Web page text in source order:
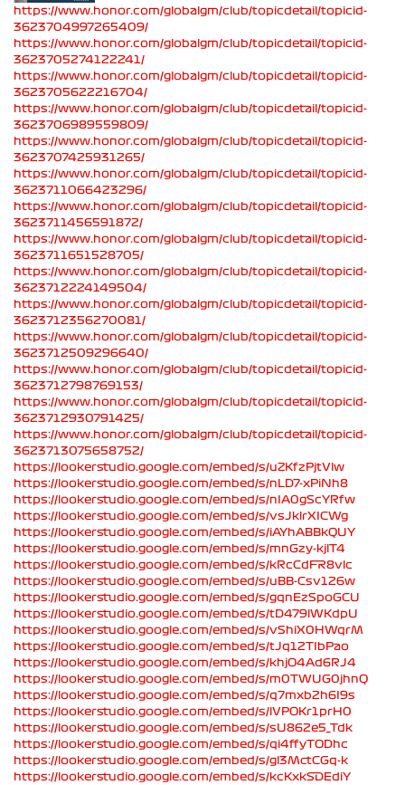
https://www.honor.com/globalgm/club/topicdetail/topicid-
3623704997265409/
https://www.honor.com/globalgm/club/topicdetail/topicid-
3623705274122241/
https://www.honor.com/globalgm/club/topicdetail/topicid-
3623705622216704/
https://www.honor.com/globalgm/club/topicdetail/topicid-
3623706989559809/
https://www.honor.com/globalgm/club/topicdetail/topicid-
3623707425931265/
https://www.honor.com/globalgm/club/topicdetail/topicid-
3623711066423296/
https://www.honor.com/globalgm/club/topicdetail/topicid-
3623711456591872/
https://www.honor.com/globalgm/club/topicdetail/topicid-
3623711651528705/
https://www.honor.com/globalgm/club/topicdetail/topicid-
3623712224149504/
https://www.honor.com/globalgm/club/topicdetail/topicid-
3623712356270081/
https://www.honor.com/globalgm/club/topicdetail/topicid-
3623712509296640/
https://www.honor.com/globalgm/club/topicdetail/topicid-
3623712798769153/
https://www.honor.com/globalgm/club/topicdetail/topicid-
3623712930791425/
https://www.honor.com/globalgm/club/topicdetail/topicid-
3623713075658752/
https://lookerstudio.google.com/embed/s/uZKfzPjtVlw
https://lookerstudio.google.com/embed/s/nLD7-xPiNh8
https://lookerstudio.google.com/embed/s/nIA0gScYRfw
https://lookerstudio.google.com/embed/s/vsJklrXICWg
https://lookerstudio.google.com/embed/s/iAYhABBkQUY
https://lookerstudio.google.com/embed/s/mnGzy-kjlT4
https://lookerstudio.google.com/embed/s/kRcCdFR8vlc
https://lookerstudio.google.com/embed/s/uBB-Csv126w
https://lookerstudio.google.com/embed/s/gqnEzSpoGCU
https://lookerstudio.google.com/embed/s/tD479lWKdpU
https://lookerstudio.google.com/embed/s/vShiX0HWqrM
https://lookerstudio.google.com/embed/s/tJq12TIbPao
https://lookerstudio.google.com/embed/s/khjO4Ad6RJ4
https://lookerstudio.google.com/embed/s/m0TWUG0jhnQ
https://lookerstudio.google.com/embed/s/q7mxb2h6I9s
https://lookerstudio.google.com/embed/s/lVPOKr1prH0
https://lookerstudio.google.com/embed/s/sU862e5_Tdk
https://lookerstudio.google.com/embed/s/qi4ffyTODhc
https://lookerstudio.google.com/embed/s/gl3MctCGq-k
https://lookerstudio.google.com/embed/s/kcKxkSDEdiY